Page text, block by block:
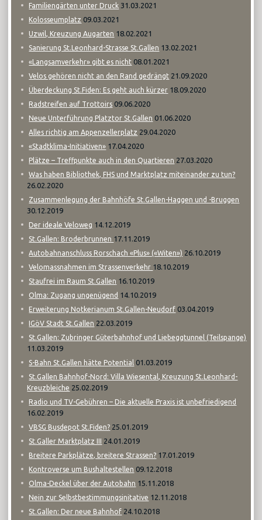
Familiengärten unter Druck 31.03.2021
Kolosseumplatz 09.03.2021
Uzwil, Kreuzung Augarten 18.02.2021
Sanierung St.Leonhard-Strasse St.Gallen 13.02.2021
«Langsamverkehr» gibt es nicht 08.01.2021
Velos gehören nicht an den Rand gedrängt 21.09.2020
Überdeckung St.Fiden: Es geht auch kürzer 18.09.2020
Radstreifen auf Trottoirs 09.06.2020
Neue Unterführung Platztor St.Gallen 01.06.2020
Alles richtig am Appenzellerplatz 29.04.2020
«Stadtklima-Initiativen» 17.04.2020
Plätze – Treffpunkte auch in den Quartieren 27.03.2020
Was haben Bibliothek, FHS und Marktplatz miteinander zu tun?
26.02.2020
Zusammenlegung der Bahnhöfe St.Gallen-Haggen und -Bruggen
30.12.2019
Der ideale Veloweg 14.12.2019
St.Gallen: Broderbrunnen 17.11.2019
Autobahnanschluss Rorschach «Plus» («Witen») 26.10.2019
Velomassnahmen im Strassenverkehr 18.10.2019
Staufrei im Raum St.Gallen 16.10.2019
Olma: Zugang ungenügend 14.10.2019
Erweiterung Notkerianum St.Gallen-Neudorf 03.04.2019
IGöV Stadt St.Gallen 22.03.2019
St.Gallen: Zubringer Güterbahnhof und Liebeggtunnel (Teilspange)
11.03.2019
S-Bahn St.Gallen hätte Potential 01.03.2019
St.Gallen Bahnhof-Nord: Villa Wiesental, Kreuzung St.Leonhard-
Kreuzbleiche 25.02.2019
Radio und TV-Gebühren – Die aktuelle Praxis ist unbefriedigend
16.02.2019
VBSG Busdepot St.Fiden? 25.01.2019
St.Galler Marktplatz III 24.01.2019
Breitere Parkplätze, breitere Strassen? 17.01.2019
Kontroverse um Bushaltestellen 09.12.2018
Olma-Deckel über der Autobahn 15.11.2018
Nein zur Selbstbestimmungsinitative 12.11.2018
St.Gallen: Der neue Bahnhof 24.10.2018